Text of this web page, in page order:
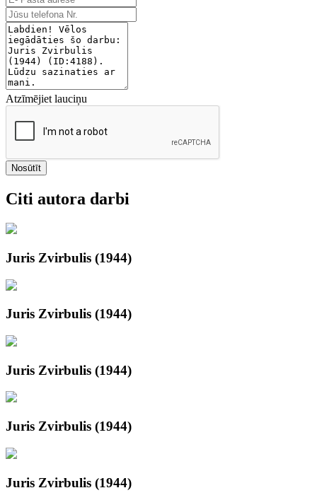
Atzīmējiet lauciņu
Nosūtīt
Citi autora darbi
Juris Zvirbulis (1944)
Juris Zvirbulis (1944)
Juris Zvirbulis (1944)
Juris Zvirbulis (1944)
Juris Zvirbulis (1944)